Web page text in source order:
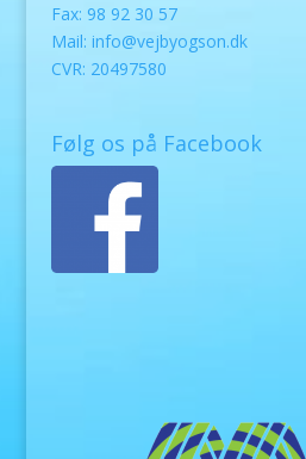
Fax: 98 92 30 57
Mail: info@vejbyogson.dk
CVR: 20497580
Følg os på Facebook